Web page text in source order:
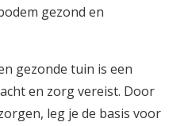
gezond en
gezonde tuin is een
en zorg vereist. Door
leg je de basis voor